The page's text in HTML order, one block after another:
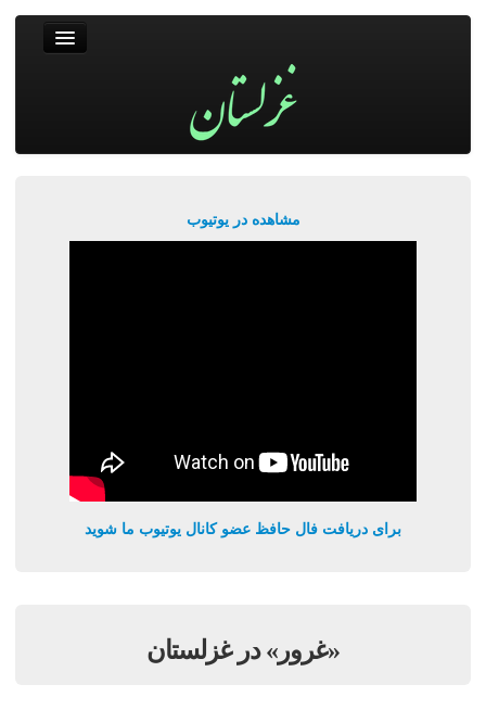
مشاهده در یوتیوب
برای دریافت فال حافظ عضو کانال یوتیوب ما شوید
«غرور» در غزلستان